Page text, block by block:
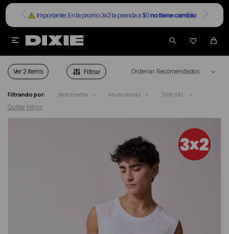


MUSCULOSAS HOMBRE TALLE XXL
Ver Recomendados
Filtrando por: Vestimenta Musculosas Talle XXL
Quitar filtros